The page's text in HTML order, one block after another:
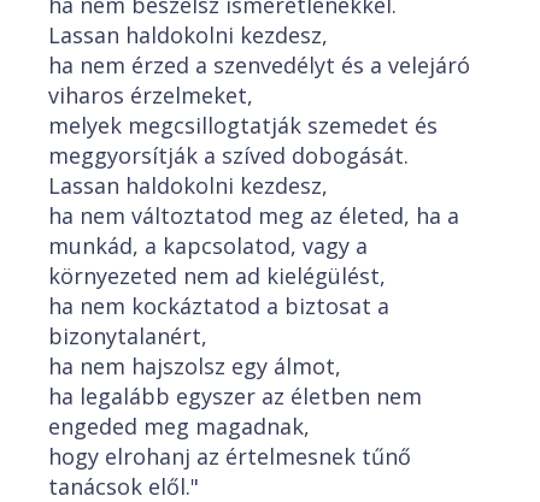
Lassan haldokolni kezdesz,
ha nem érzed a szenvedélyt és a velejáró
viharos érzelmeket,
melyek megcsillogtatják szemedet és
meggyorsítják a szíved dobogását.
Lassan haldokolni kezdesz,
ha nem változtatod meg az életed, ha a
munkád, a kapcsolatod, vagy a
környezeted nem ad kielégülést,
ha nem kockáztatod a biztosat a
bizonytalanért,
ha nem hajszolsz egy álmot,
ha legalább egyszer az életben nem
engeded meg magadnak,
hogy elrohanj az értelmesnek tűnő
tanácsok elől."